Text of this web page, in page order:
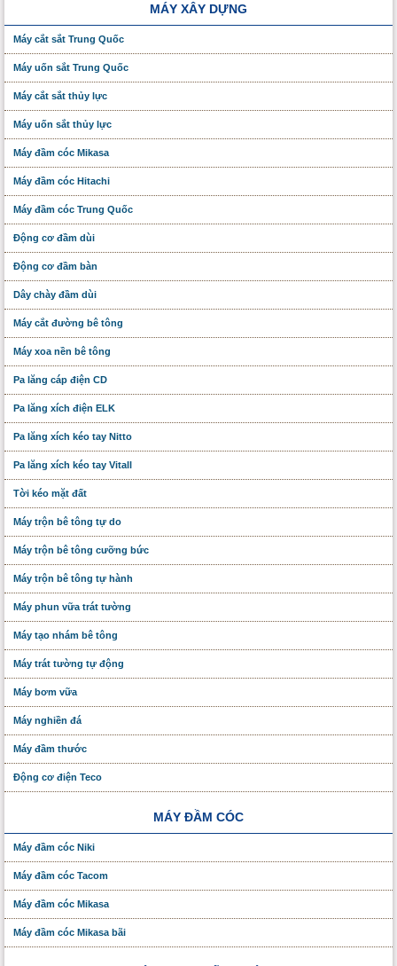
MÁY XÂY DỰNG
Máy cắt sắt Trung Quốc
Máy uốn sắt Trung Quốc
Máy cắt sắt thủy lực
Máy uốn sắt thủy lực
Máy đầm cóc Mikasa
Máy đầm cóc Hitachi
Máy đầm cóc Trung Quốc
Động cơ đầm dùi
Động cơ đầm bàn
Dây chày đầm dùi
Máy cắt đường bê tông
Máy xoa nền bê tông
Pa lăng cáp điện CD
Pa lăng xích điện ELK
Pa lăng xích kéo tay Nitto
Pa lăng xích kéo tay Vitall
Tời kéo mặt đất
Máy trộn bê tông tự do
Máy trộn bê tông cưỡng bức
Máy trộn bê tông tự hành
Máy phun vữa trát tường
Máy tạo nhám bê tông
Máy trát tường tự động
Máy bơm vữa
Máy nghiền đá
Máy đầm thước
Động cơ điện Teco
MÁY ĐẦM CÓC
Máy đầm cóc Niki
Máy đầm cóc Tacom
Máy đầm cóc Mikasa
Máy đầm cóc Mikasa bãi